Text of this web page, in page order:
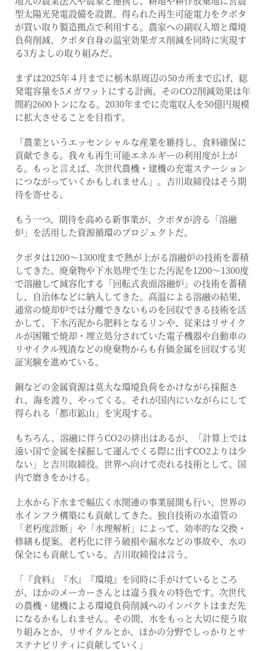
型太陽光発電設備を設置。得られた再生可能電力をクボタ
が買い取り製造拠点で利用する。農家への副収入増と環境
負荷削減、クボタ自身の温室効果ガス削減を同時に実現す
る3方よしの取り組みだ。
まずは2025年４月までに栃木県周辺の50カ所まで広げ、総
発電容量を5メガワットにする計画。そのCO2削減効果は年
間約2600トンになる。2030年までに売電収入を50億円規模
に拡大させることを目指す。
「農業というエッセンシャルな産業を維持し、食料確保に
貢献できる。我々も再生可能エネルギーの利用度が上が
る。もっと言えば、次世代農機・建機の充電ステーション
につながっていくかもしれません」。吉川取締役はそう期
待を寄せる。
もう一つ、期待を高める新事業が、クボタが誇る「溶融
炉」を活用した資源循環のプロジェクトだ。
クボタは1200〜1300度まで熱が上がる溶融炉の技術を蓄積
してきた。廃棄物や下水処理で生じた汚泥を1200～1300度
で溶融して減容化する「回転式表面溶融炉」の技術を蓄積
し、自治体などに納入してきた。高温による溶融の結果、
通常の焼却炉では分離できないものを回収できる技術を活
かして、下水汚泥から肥料となるリンや、従来はリサイク
ルが困難で焼却・埋立処分されていた電子機器や自動車の
リサイクル残渣などの廃棄物からも有価金属を回収する実
証実験を進めている。
銅などの金属資源は莫大な環境負荷をかけながら採掘さ
れ、海を渡り、やってくる。それが国内にいながらにして
得られる「都市鉱山」を実現する。
もちろん、溶融に伴うCO2の排出はあるが、「計算上では
遠い国で金属を採掘して運んでくる際に出すCO2よりは少
ない」と吉川取締役。世界へ向けて売れる技術として、国
内で磨きをかける。
上水から下水まで幅広く水関連の事業展開も行い、世界の
水インフラ構築にも貢献してきた。独自技術の水道管の
「老朽度診断」や「水理解析」によって、効率的な交換・
修繕も提案。老朽化に伴う破損や漏水などの事故や、水の
保全にも貢献している。吉川取締役は言う。
「『食料』『水』『環境』を同時に手がけているところ
が、ほかのメーカーさんとは違う我々の特色です。次世代
の農機・建機による環境負荷削減へのインパクトはまだ先
になるかもしれません。その間、水をもっと大切に使う取
り組みとか、リサイクルとか、ほかの分野でしっかりとサ
ステナビリティに貢献していく」